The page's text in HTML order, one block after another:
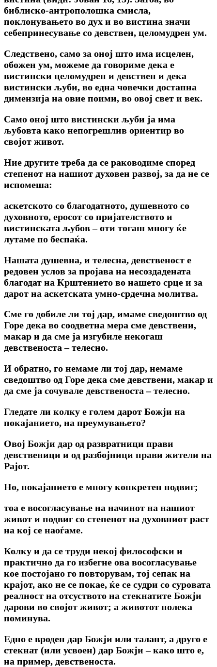
библиско-антрополошка смисла,
поклонувањето во дух и во вистина значи
себепринесување со девствен, целомудрен ум.
Следствено, само за оној што има исцелен,
обожен ум, можеме да говориме дека е
вистински целомудрен и девствен и дека
вистински љуби, во една човечки достапна
димензија на овие поими, во овој свет и век.
Само оној што вистински љуби ја има
љубовта како непогрешлив ориентир во
својот живот.
Ние другите треба да се раководиме според
степенот на нашиот духовен развој, за да не се
испомеша:
аскетското со благодатното, душевното со
духовното, еросот со пријателството и
вистинската љубов – оти тогаш многу ќе
лутаме по беспаќа.
Нашата душевна, и телесна, девственост е
редовен услов за пројава на несоздадената
благодат на Крштението во нашето срце и за
дарот на аскетската умно-срдечна молитва.
Сме го добиле ли тој дар, имаме сведоштво од
Горе дека во соодветна мера сме девствени,
макар и да сме ја изгубиле некогаш
девственоста – телесно.
И обратно, го немаме ли тој дар, немаме
сведоштво од Горе дека сме девствени, макар и
да сме ја сочувале девственоста – телесно.
Гледате ли колку е голем дарот Божји на
покајанието, на преумувањето?
Овој Божји дар од развратници прави
девственици и од разбојници прави жители на
Рајот.
Но, покајанието е многу конкретен подвиг;
тоа е восогласување на начинот на нашиот
живот и подвиг со степенот на духовниот раст
на кој се наоѓаме.
Колку и да се труди некој философски и
практично да го избегне ова восогласување
кое постојано го повторувам, тој сепак на
крајот, ако не се покае, ќе се судри со суровата
реалност на отсуството на стекнатите Божји
дарови во својот живот; а животот полека
поминува.
Едно е вроден дар Божји или талант, а друго е
стекнат (или усвоен) дар Божји – како што е,
на пример, девственоста.